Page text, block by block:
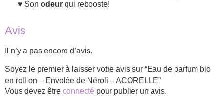
Son odeur qui rebooste!
Avis
Il n’y a pas encore d’avis.
Soyez le premier à laisser votre avis sur “Eau de parfum bio
en roll on – Envolée de Néroli – ACORELLE”
Vous devez être connecté pour publier un avis.